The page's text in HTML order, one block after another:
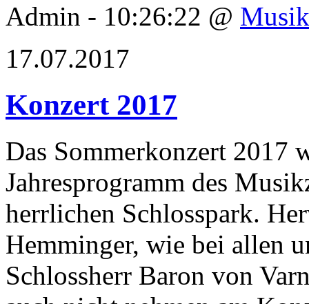
Admin - 10:26:22 @
17.07.2017
Konzert 2017
Das Sommerkonzert 2017
Jahresprogramm des
herrlichen Schlosspark.
Hemminger, wie bei allen
Schlossherr Baron von